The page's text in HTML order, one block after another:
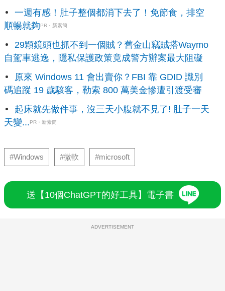
一週有感！肚子整個都消下去了！免節食，排空
順暢就夠 PR・新素簡
29顆鏡頭也抓不到一個賊？舊金山竊賊搭Waymo
自駕車逃逸，隱私保護政策竟成警方辦案最大阻礙
原來 Windows 11 會出賣你？FBI 靠 GDID 識別
碼追蹤 19 歲駭客，勒索 800 萬美金慘遭引渡受審
起床就先做件事，沒三天小腹就不見了! 肚子一天
天變... PR・新素簡
#Windows #微軟 #microsoft
送【10個ChatGPT的好工具】電子書
ADVERTISEMENT